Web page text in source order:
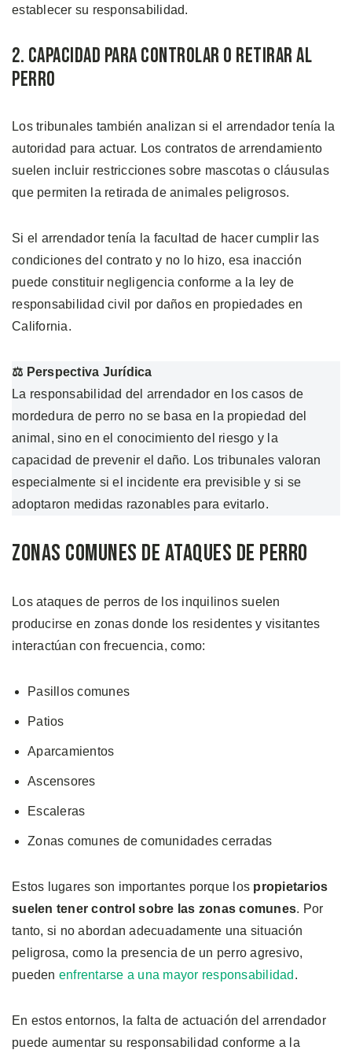
establecer su responsabilidad.
2. Capacidad Para Controlar o Retirar al
Perro
Los tribunales también analizan si el arrendador tenía la
autoridad para actuar. Los contratos de arrendamiento
suelen incluir restricciones sobre mascotas o cláusulas
que permiten la retirada de animales peligrosos.
Si el arrendador tenía la facultad de hacer cumplir las
condiciones del contrato y no lo hizo, esa inacción
puede constituir negligencia conforme a la ley de
responsabilidad civil por daños en propiedades en
California.
⚖️ Perspectiva Jurídica
La responsabilidad del arrendador en los casos de
mordedura de perro no se basa en la propiedad del
animal, sino en el conocimiento del riesgo y la
capacidad de prevenir el daño. Los tribunales valoran
especialmente si el incidente era previsible y si se
adoptaron medidas razonables para evitarlo.
Zonas Comunes de Ataques de Perro
Los ataques de perros de los inquilinos suelen
producirse en zonas donde los residentes y visitantes
interactúan con frecuencia, como:
Pasillos comunes
Patios
Aparcamientos
Ascensores
Escaleras
Zonas comunes de comunidades cerradas
Estos lugares son importantes porque los propietarios
suelen tener control sobre las zonas comunes. Por
tanto, si no abordan adecuadamente una situación
peligrosa, como la presencia de un perro agresivo,
pueden enfrentarse a una mayor responsabilidad .
En estos entornos, la falta de actuación del arrendador
puede aumentar su responsabilidad conforme a la